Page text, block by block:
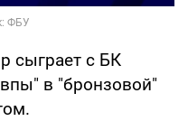
сыграет с БК
в "бронзовой"